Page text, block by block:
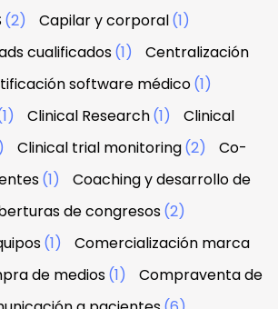
(2) Capilar y corporal(1)
cualificados(1)
Centralización
software médico(1)
Clinical Research(1)
Clinical
Clinical trial monitoring(2)
Co-
(1)
Coaching y desarrollo de
de congresos(2)
(1)
Comercialización marca
de medios(1)
Compraventa de